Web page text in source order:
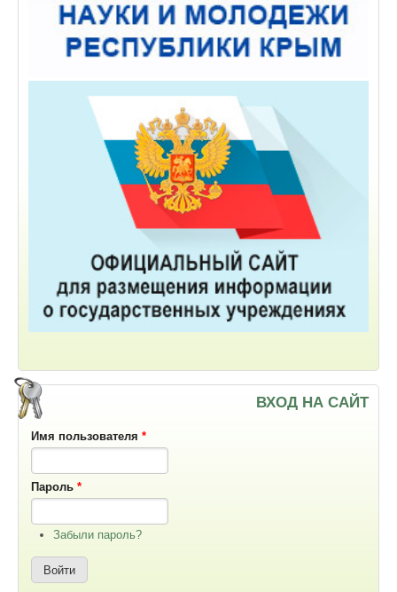
ВХОД НА САЙТ
Имя пользователя *
Пароль *
Забыли пароль?